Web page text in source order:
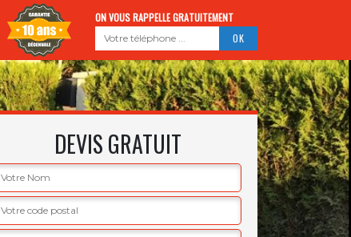
ON VOUS RAPPELLE GRATUITEMENT
DEVIS GRATUIT